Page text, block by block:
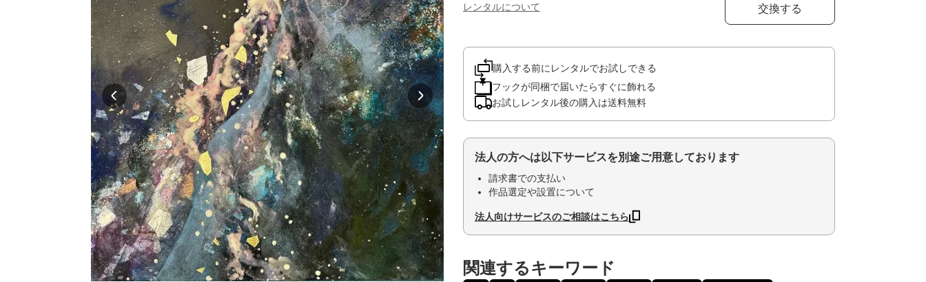
レンタルについて 交換する
購入する前にレンタルでお試しできる
フックが同梱で届いたらすぐに飾れる
お試しレンタル後の購入は送料無料
法人の方へは以下サービスを別途ご用意しております
請求書での支払い
作品選定や設置について
法人向けサービスのご相談はこちら
関連するキーワード